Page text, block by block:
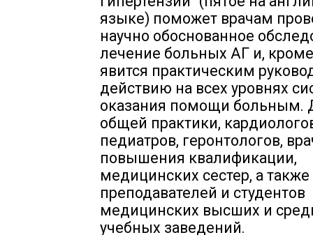
языке) поможет врачам
научно обоснованное
лечение больных АГ и, кроме
явится практическим
действию на всех уровнях
оказания помощи больным.
общей практики,
педиатров, геронтологов,
повышения квалификации,
медицинских сестер, а также
преподавателей и студентов
медицинских высших и
учебных заведений.